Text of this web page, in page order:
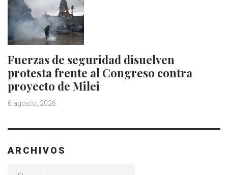
Fuerzas de seguridad disuelven
protesta frente al Congreso contra
proyecto de Milei
6 agosto, 2026
ARCHIVOS